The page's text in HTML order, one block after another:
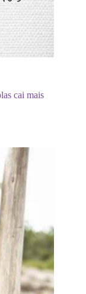
cai mais